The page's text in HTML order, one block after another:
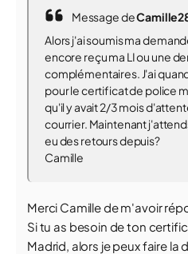
Message de
Alors j'ai soumis ma
encore reçu ma LI ou une
complémentaires. J'ai
pour le certificat de police
qu'il y avait 2/3 mois
courrier. Maintenant
eu des retours depuis?
Camille
Merci Camille de m'avoir
Si tu as besoin de ton
Madrid, alors je peux faire la